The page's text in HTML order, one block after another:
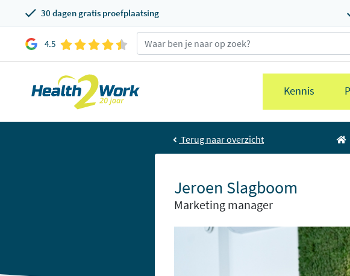
30 dagen gratis proefplaatsing
4.5
Kennis
Terug naar overzicht
Jeroen Slagboom
Marketing manager